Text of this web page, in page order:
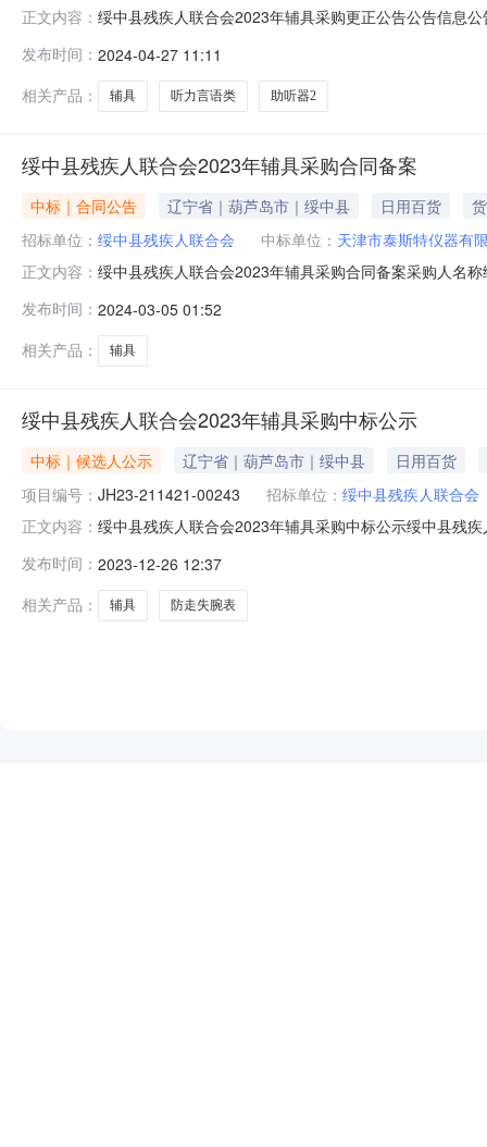
正文内容： 绥中县残疾人联合会2023年辅具采购更正公告公告信息
人联合会2023年辅具采购首次公告日期：2023年12月
发布时间： 2024-04-27 11:11
相关产品：
辅具 听力言语类 助听器2
绥中县残疾人联合会2023年辅具采购合同备案
中标｜合同公告 辽宁省｜葫芦岛市｜绥中县 日用百货
招标单位： 绥中县残疾人联合会 中标单位： 天津市泰斯特仪器有
正文内容： 绥中县残疾人联合会2023年辅具采购合同备案采购人名
发布时间： 2024-03-05 01:52
相关产品：
辅具
绥中县残疾人联合会2023年辅具采购中标公示
中标｜候选人公示 辽宁省｜葫芦岛市｜绥中县
日用百货
项目编号： JH23-211421-00243 招标单位： 绥中县残疾人联合会
正文内容： 绥中县残疾人联合会2023年辅具采购中标公示绥中县残
津市静海县杨成庄乡北洋工业园中标（成交）金额：
发布时间： 2023-12-26 12:37
相关产品：
辅具 防走失腕表